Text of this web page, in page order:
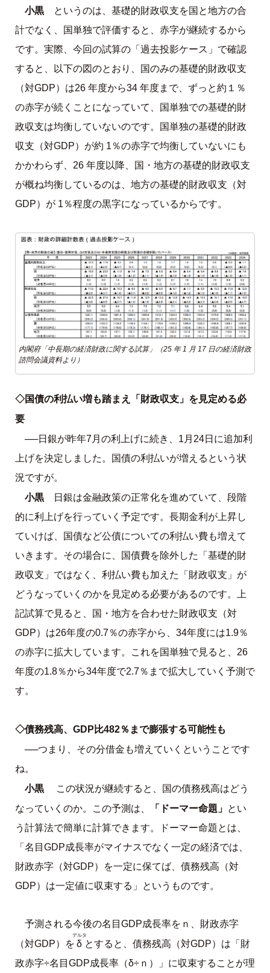
小黒というのは、基礎的財政収支を国と地方の合
計でなく、国単独で評価すると、赤字が継続するから
です。実際、今回の試算の「過去投影ケース」で確認
すると、以下の図のとおり、国のみの基礎的財政収支
（対GDP）は26 年度から34 年度まで、ずっと約１％
の赤字が続くことになっていて、国単独での基礎的財
政収支は均衡していないのです。国単独の基礎的財政
収支（対GDP）が約 1％の赤字で均衡していないにも
かかわらず、26 年度以降、国・地方の基礎的財政収支
が概ね均衡しているのは、地方の基礎的財政収支（対
GDP）が 1％程度の黒字になっているからです。
内閣府「中長期の経済財政に関する試算」（25 年 1 月 17 日の経済財政
諮問会議資料より）
◇国債の利払い増も踏まえ「財政収支」を見定める必
要
──日銀が昨年7月の利上げに続き、1月24日に追加利
上げを決定しました。国債の利払いが増えるという状
況ですが。
小黒日銀は金融政策の正常化を進めていて、段階
的に利上げを行っていく予定です。長期金利が上昇し
ていけば、国債など公債についての利払い費も増えて
いきます。その場合に、国債費を除外した「基礎的財
政収支」ではなく、利払い費も加えた「財政収支」が
どうなっていくのかを見定める必要があるのです。上
記試算で見ると、国・地方を合わせた財政収支（対
GDP）は26年度の0.7％の赤字から、34年度には1.9％
の赤字に拡大しています。これを国単独で見ると、26
年度の1.8％から34年度で2.7％まで拡大していく予測で
す。
◇債務残高、GDP比482％まで膨張する可能性も
──つまり、その分借金も増えていくということです
ね。
小黒この状況が継続すると、国の債務残高はどう
なっていくのか。この予測は、
「ドーマー命題」 とい
う計算法で簡単に計算できます。ドーマー命題とは、
「名目GDP成長率がマイナスでなく一定の経済では、
財政赤字（対GDP）を一定に保てば、債務残高（対
GDP）は一定値に収束する」というものです。
予測される今後の名目GDP成長率をｎ、財政赤字
（対GDP）を δ
デルタ
とすると、債務残高（対GDP）は「財
政赤字÷名目GDP成長率（δ÷ｎ）」に収束することが理